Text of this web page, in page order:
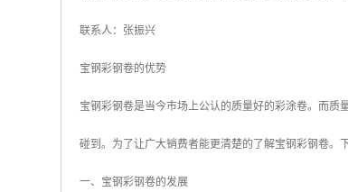
联系人：张振兴
宝钢彩钢卷的优势
宝钢彩钢卷是当今市场上公认的质量好的彩涂卷。而
碰到。为了让广大销费者能更清楚的了解宝钢彩钢卷。
一、宝钢彩钢卷的发展